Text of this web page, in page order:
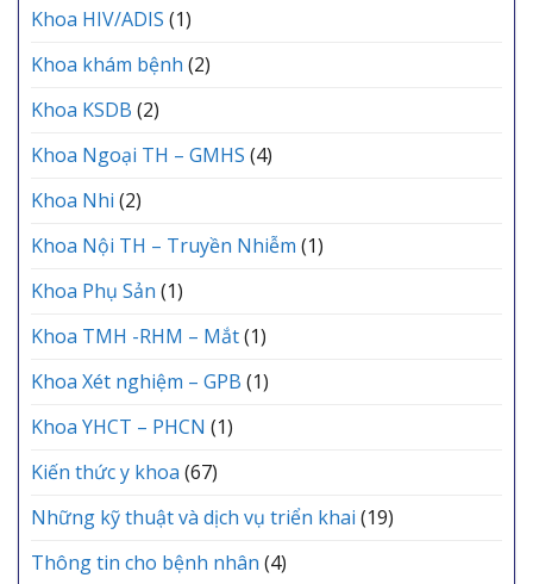
Khoa HIV/ADIS (1)
Khoa khám bệnh (2)
Khoa KSDB (2)
Khoa Ngoại TH – GMHS (4)
Khoa Nhi (2)
Khoa Nội TH – Truyền Nhiễm (1)
Khoa Phụ Sản (1)
Khoa TMH -RHM – Mắt(1)
Khoa Xét nghiệm – GPB (1)
Khoa YHCT – PHCN (1)
Kiến thức y khoa (67)
Những kỹ thuật và dịch vụ triển khai (19)
Thông tin cho bệnh nhân (4)